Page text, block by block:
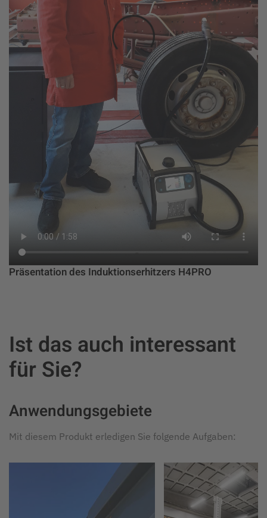
Präsentation des Induktionserhitzers H4PRO
Ist das auch interessant
für Sie?
Anwendungsgebiete
Mit diesem Produkt erledigen Sie folgende Aufgaben: